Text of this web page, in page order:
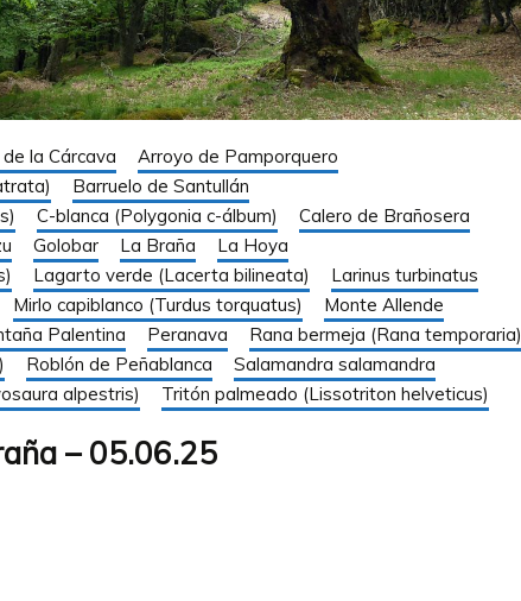
la Cárcava
Arroyo de Pamporquero
Barruelo de Santullán
C-blanca (Polygonia c-álbum)
Calero de Brañosera
Golobar La Braña
La Hoya
Lagarto verde (Lacerta bilineata)
Larinus turbinatus
Mirlo capiblanco (Turdus torquatus)
Monte Allende
Palentina Peranava
Rana bermeja (Rana temporaria)
Roblón de Peñablanca
Salamandra salamandra
alpestris) Tritón palmeado (Lissotriton helveticus)
– 05.06.25